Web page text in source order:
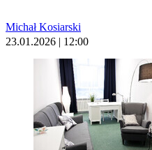
Michał Kosiarski
23.01.2026 | 12:00